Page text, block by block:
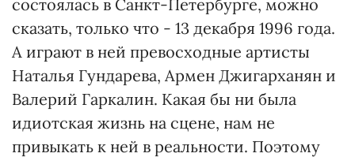
состоялась в Санкт-Петербурге, можно
сказать, только что - 13 декабря 1996 года.
А играют в ней превосходные артисты
Наталья Гундарева, Армен Джигарханян и
Валерий Гаркалин. Какая бы ни была
идиотская жизнь на сцене, нам не
привыкать к ней в реальности. Поэтому